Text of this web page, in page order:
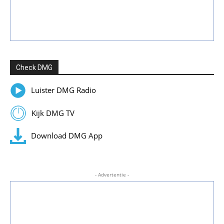
Check DMG
Luister DMG Radio
Kijk DMG TV
Download DMG App
- Advertentie -